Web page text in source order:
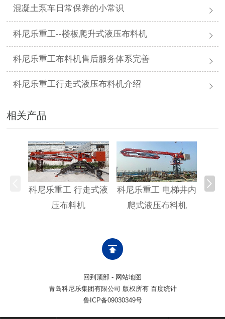
混凝土泵车日常保养的小常识
科尼乐重工--楼板爬升式液压布料机
科尼乐重工布料机售后服务体系完善
科尼乐重工行走式液压布料机介绍
相关产品
科尼乐重工 行走式液
压布料机
科尼乐重工 电梯井内
爬式液压布料机
科尼
回到顶部 - 网站地图
青岛科尼乐集团有限公司 版权所有 百度统计
鲁ICP备09030349号